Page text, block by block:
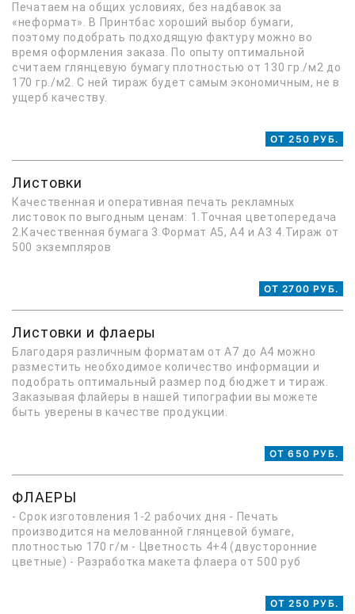
Печатаем на общих условиях, без надбавок за
«неформат». В Принтбас хороший выбор бумаги,
поэтому подобрать подходящую фактуру можно во
время оформления заказа. По опыту оптимальной
считаем глянцевую бумагу плотностью от 130 гр./м2 до
170 гр./м2. С ней тираж будет самым экономичным, не в
ущерб качеству.
ОТ 250 РУБ.
Листовки
Качественная и оперативная печать рекламных
листовок по выгодным ценам: 1.Точная цветопередача
2.Качественная бумага 3.Формат А5, А4 и А3 4.Тираж от
500 экземпляров
ОТ 2700 РУБ.
Листовки и флаеры
Благодаря различным форматам от А7 до А4 можно
разместить необходимое количество информации и
подобрать оптимальный размер под бюджет и тираж.
Заказывая флайеры в нашей типографии вы можете
быть уверены в качестве продукции.
ОТ 650 РУБ.
ФЛАЕРЫ
- Срок изготовления 1-2 рабочих дня - Печать
производится на мелованной глянцевой бумаге,
плотностью 170 г/м - Цветность 4+4 (двусторонние
цветные) - Разработка макета флаера от 500 руб
ОТ 250 РУБ.